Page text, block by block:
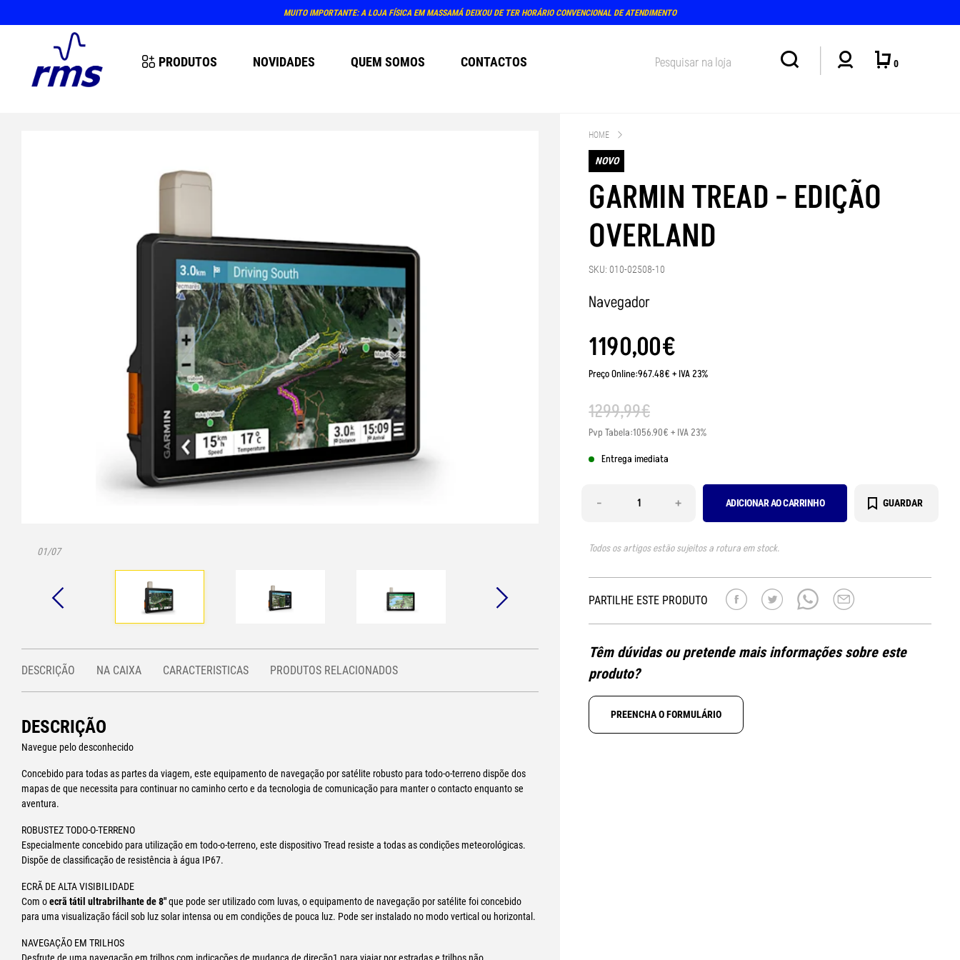
MUITO IMPORTANTE: A LOJA FÍSICA EM MASSAMÁ DEIXOU DE TER HORÁRIO CONVENCIONAL DE ATENDIMENTO
PRODUTOS NOVIDADES QUEM SOMOS CONTACTOS 0
01/07
DESCRIÇÃO NA CAIXA CARACTERISTICAS PRODUTOS RELACIONADOS
DESCRIÇÃO
Navegue pelo desconhecido
Concebido para todas as partes da viagem, este equipamento de navegação por satélite robusto para todo-o-terreno dispõe dos
mapas de que necessita para continuar no caminho certo e da tecnologia de comunicação para manter o contacto enquanto se
aventura.
ROBUSTEZ TODO-O-TERRENO
Especialmente concebido para utilização em todo-o-terreno, este dispositivo Tread resiste a todas as condições meteorológicas.
Dispõe de classificação de resistência à água IP67.
ECRÃ DE ALTA VISIBILIDADE
Com oecrã tátil ultrabrilhante de 8″que pode ser utilizado com luvas, o equipamento de navegação por satélite foi concebido
para uma visualização fácil sob luz solar intensa ou em condições de pouca luz. Pode ser instalado no modo vertical ou horizontal.
NAVEGAÇÃO EM TRILHOS
HOME
NOVO
GARMIN TREAD - EDIÇÃO
OVERLAND
SKU: 010-02508-10
Navegador
1190,00€
Preço Online:967.48€ + IVA 23%
1299,99€
Pvp Tabela:1056.90€ + IVA 23%
Entrega imediata
- + ADICIONAR AO CARRINHO GUARDAR
Todos os artigos estão sujeitos a rotura em stock.
PARTILHE ESTE PRODUTO
Têm dúvidas ou pretende mais informações sobre este
produto?
PREENCHA O FORMULÁRIO